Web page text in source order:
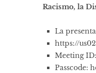
Racismo, la
La
https://
Meeting ID:
Passcode: